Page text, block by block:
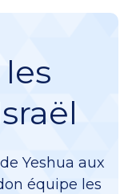
Yeshua aux
équipe les